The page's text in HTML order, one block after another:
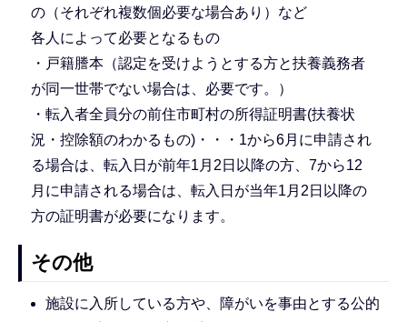
の（それぞれ複数個必要な場合あり）など
各人によって必要となるもの
・戸籍謄本（認定を受けようとする方と扶養義務者
が同一世帯でない場合は、必要です。）
・転入者全員分の前住市町村の所得証明書(扶養状
況・控除額のわかるもの)・・・1から6月に申請され
る場合は、転入日が前年1月2日以降の方、7から12
月に申請される場合は、転入日が当年1月2日以降の
方の証明書が必要になります。
その他
施設に入所している方や、障がいを事由とする公的